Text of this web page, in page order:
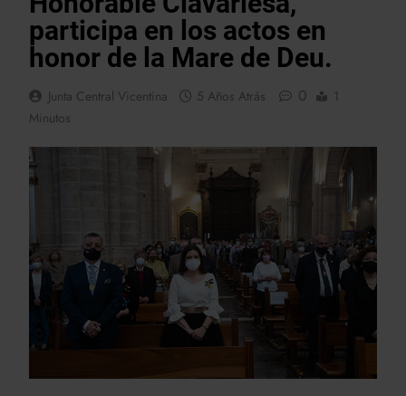
participa en los actos en
honor de la Mare de Deu.
Junta Central Vicentina 5 Años Atrás 0
1
Minutos